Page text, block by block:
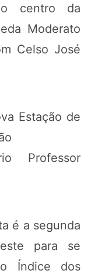
centro da
Moderato
Celso José
Estação de
Professor
é a segunda
para se
Índice dos